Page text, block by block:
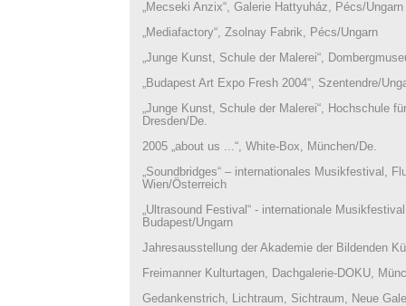
„Mecseki Anzix“, Galerie Hattyuház, Pécs/Ungarn
„Mediafactory“, Zsolnay Fabrik, Pécs/Ungarn
„Junge Kunst, Schule der Malerei“,
„Budapest Art Expo Fresh 2004“, Szentendre/
„Junge Kunst, Schule der Malerei“, Hochschule
Dresden/De.
2005 „about us ...“, White-Box, München/De.
„Soundbridges“ – internationales Musikfestival,
Wien/Österreich
„Ultrasound Festival“ - internationale
Budapest/Ungarn
Jahresausstellung der Akademie der Bildenden
Freimanner Kulturtagen, Dachgalerie-DOKU,
Gedankenstrich, Lichtraum, Sichtraum, Neue